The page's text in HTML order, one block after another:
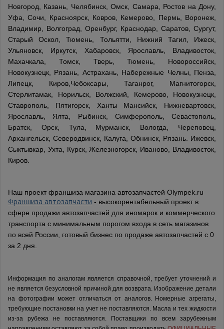
Новгород, Казань, Челябинск, Омск, Самара, Ростов на Дону,
Уфа, Сочи, Красноярск, Ковров, Кемерово, Пермь, Воронеж,
Владимир, Волгоград, Оренбург, Краснодар, Саратов, Сургут,
Старый Оскол, Тюмень, Тольятти, Нижний Тагил, Ижеск,
Ульяновск, Иркутск, Хабаровск, Ярославль, Владивосток,
Махачкала, Томск, Тверь, Тюмень, Новороссийск,
Новокузнецк, Рязань, Астрахань, Набережные Челны, Пенза,
Липецк, Киров,Чебоксары, Таганрог, Магнитогорск,
Стерлитамак, Норильск, Волжский, Кемерово, Новокузнецк,
Ставрополь, Пятигорск, Ханты Мансийск, Нижневартовск,
Ярославль, Ялта, Рыбинск, Симферополь, Севастополь,
Братск, Орск, Тула, Мурманск, Вологда, Череповец,
Архангельск, Северодвинск, Калуга, Обнинск, Рязань. Ижевск,
Сыктывкар, Ухта, Курск, Железногорск, Иваново, Владивосток,
Киров.
Наш проект франшиза магазина автозапчастей Olympek.ru
Франшиза автозапчасти - высокорентабельный проект в
сфере продажи автозапчастей для иномарок и коммерческого
транспорта с минимальным порогом входа в сеть магазинов
по всей России, готовый бизнес по продаже автозапчастей с 0
за 2 дня.
Информация по аналогам является справочной, требует уточнений и
не является безусловной причиной для возврата. Изображение детали
на фотографии может отличаться от аналогов. Номерные агрегаты,
требующие постановки на учет не поставляются. Масла и тех жидкости
из-за рубежа не поставляются.
Поставщики по всем зарубежным